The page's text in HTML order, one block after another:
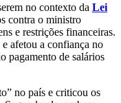
no contexto da Lei
contra o ministro
e restrições financeiras.
afetou a confiança no
pagamento de salários
no país e criticou os